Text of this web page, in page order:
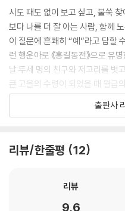
젖을 먹고 자랐어요?” 나도 모르
곤 한참을 울었습니다.
--- 「박지원, 아이의 질문, 연암집
되도록 밖에 나가지 말아야겠다.
느니 하는 말을 듣지 않아도 되고,
재주와 지혜가 없는 내 몸과 마주
나오지 않는 사나운 호랑이가 되어
--- 「유만주, 호랑이, 흠영」 중에서
나는 거울을 가져다가 나를 비춰
다. 내년에도 거울을 가져다가 나
볼 것이다. 그분의 문장이 내년의
시도 때도 없이 보고 싶고, 불쑥
보다 나를 더 잘 아는 사람, 함께
이 질문에 흔쾌히 “예”라고 답할
런 행운아로 《홍길동전》으로 유
날 두세 명의 친구와 저고리를 벗
큰 고을의 수령이 되었을 때 월급
지내자는 제안을 할 친구가 있었
하고 이야기를 짓는 데 탁월한 재
중에는 서얼 출신도 있었고, 기생
없이 행동으로 보이며, 자신의 사
출판사
리뷰/한줄평 12
리뷰
9.6